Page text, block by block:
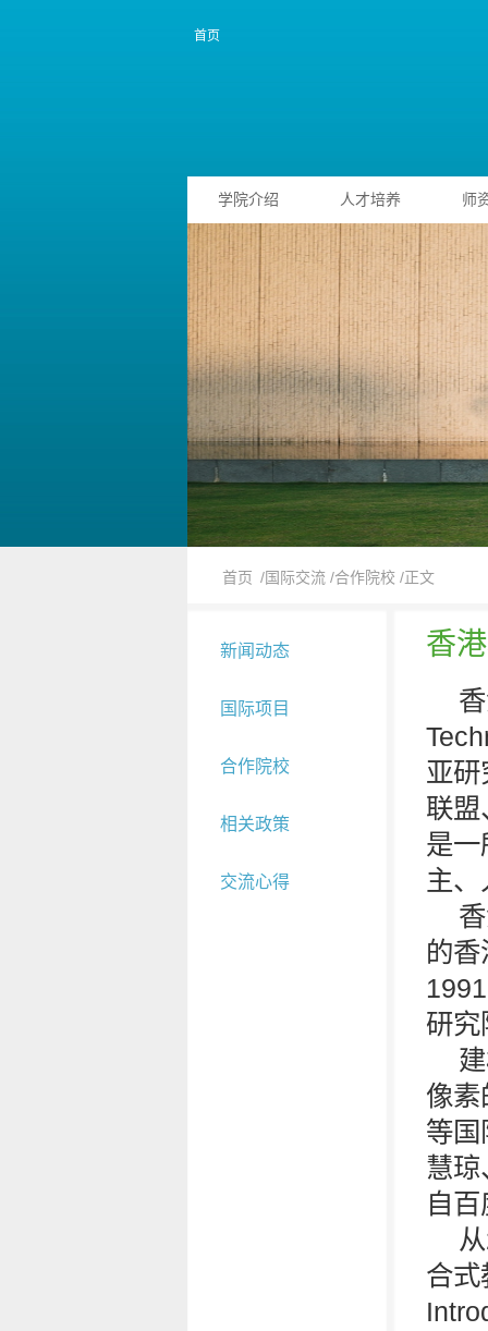
首页
学院介绍 人才培养 师
首页 /国际交流 /合作院校 /正文
新闻动态
国际项目
合作院校
相关政策
交流心得
香
亚研
联盟
是一
主
的
研究
像素
等国
慧琼
自
合式